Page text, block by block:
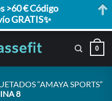
0
“AMAYA SPORTS”
8
>60 € Código
GRATIS✨